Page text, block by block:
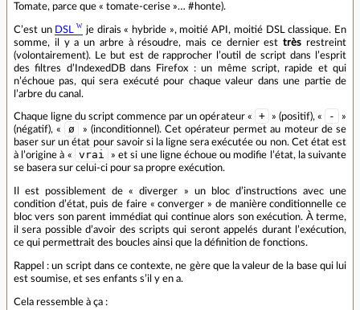
Tomate, parce que « tomate‐cerise »… #honte).
C’est un DSL
je dirais « hybride », moitié API, moitié DSL classique. En
somme, il y a un arbre à résoudre, mais ce dernier esttrès restreint
(volontairement). Le but est de rapprocher l’outil de script dans l’esprit
des filtres d’IndexedDB dans Firefox : un même script, rapide et qui
n’échoue pas, qui sera exécuté pour chaque valeur dans une partie de
l’arbre du canal.
Chaque ligne du script commence par un opérateur « + » (positif), « -
»
(négatif), «
ø
» (inconditionnel). Cet opérateur permet au moteur de se
baser sur un état pour savoir si la ligne sera exécutée ou non. Cet état est
à l’origine à «
vrai
» et si une ligne échoue ou modifie l’état, la suivante
se basera sur celui‑ci pour sa propre exécution.
Il est possiblement de « diverger » un bloc d’instructions avec une
condition d’état, puis de faire « converger » de manière conditionnelle ce
bloc vers son parent immédiat qui continue alors son exécution. À terme,
il sera possible d’avoir des scripts qui seront appelés durant l’exécution,
ce qui permettrait des boucles ainsi que la définition de fonctions.
Rappel : un script dans ce contexte, ne gère que la valeur de la base qui lui
est soumise, et ses enfants s’il y en a.
Cela ressemble à ça :